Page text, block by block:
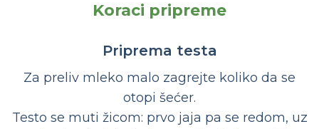
Koraci pripreme
Priprema testa
Za preliv mleko malo zagrejte koliko da se
otopi šećer.
Testo se muti žicom: prvo jaja pa se redom, uz